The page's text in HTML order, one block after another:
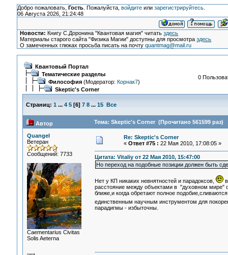
Добро пожаловать, Гость. Пожалуйста, войдитеили зарегистрируйтесь.
06 Августа 2026, 21:24:48
Новости: Книгу С.Доронина "Квантовая магия" читатьздесь
Материалы старого сайта "Физика Магии" доступны для просмотраздесь
О замеченных глюках просьба писать на почтуquantmag@mail.ru
Квантовый Портал
Тематические разделы
Философия(Модератор: Корнак7)
Skeptic's Corner
0
Страниц: 1 ... 4 5[6] 7 8 ... 15 Все
Автор Тема: Skeptic's Corner (Прочитано 561599 раз)
Quangel
Ветеран
Сообщений: 7733
Сaementarius Civitas
Solis Aeterna
Re: Skeptic's Corner
« Ответ #75 : 22 Мая 2010, 17:08:05 »
Цитата: Vitaliy от 22 Мая 2010, 15:47:00
Но переход на подобные позиции должен быть
Нет у КП никаких невнятностей и парадоксов,
расстояние между объектами в "духовном
ближе,и когда обретают полное
единственным научным инструментом для
парадигмы - избыточны.